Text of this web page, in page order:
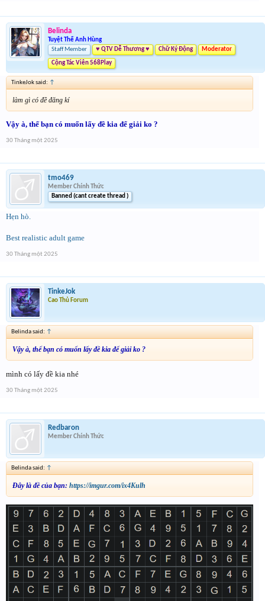
Belinda
Tuyệt Thế Anh Hùng
Staff Member
♥ QTV Dễ Thương ♥ Chữ Ký Động Moderator
Cộng Tác Viên 568Play
TinkeJok said: ↑
làm gì có đề đăng kí
Vậy à, thế bạn có muốn lấy đề kia để giải ko ?
30 Tháng một 2025
tmo469
Member Chính Thức
Banned (cant create thread )
Hẹn hò.
Best realistic adult game
30 Tháng một 2025
TinkeJok
Cao Thủ Forum
Belinda said: ↑
Vậy à, thế bạn có muốn lấy đề kia để giải ko ?
mình có lấy đề kia nhé
30 Tháng một 2025
Redbaron
Member Chính Thức
Belinda said: ↑
Đây là đề của bạn: https://imgur.com/ix4Kulh